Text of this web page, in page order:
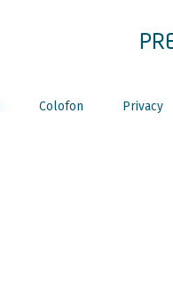
Colofon Privacy